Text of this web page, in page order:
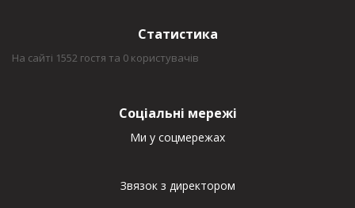
Статистика
На сайті 1552 гостя та 0 користувачів
Соціальні мережі
Ми у соцмережах
Звязок з директором